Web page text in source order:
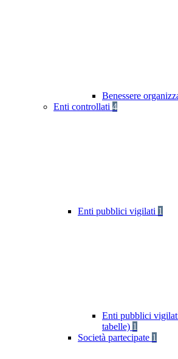
Benessere
Enti controllati 4
Enti pubblici vigilati 1
Enti pubblici
tabelle) 1
Società partecipate 1